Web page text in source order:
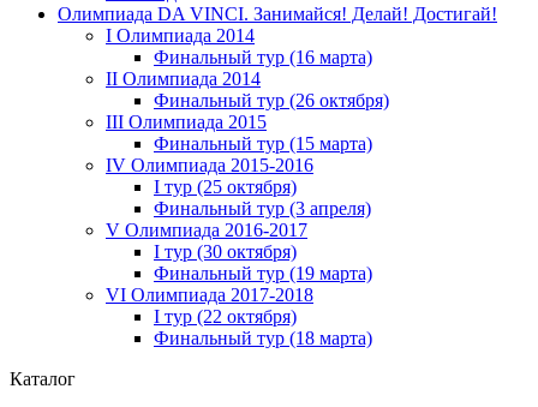
Олимпиада DA VINCI. Занимайся! Делай! Достигай!
I Олимпиада 2014
Финальный тур (16 марта)
II Олимпиада 2014
Финальный тур (26 октября)
III Олимпиада 2015
Финальный тур (15 марта)
IV Олимпиада 2015-2016
I тур (25 октября)
Финальный тур (3 апреля)
V Олимпиада 2016-2017
I тур (30 октября)
Финальный тур (19 марта)
VI Олимпиада 2017-2018
I тур (22 октября)
Финальный тур (18 марта)
Каталог